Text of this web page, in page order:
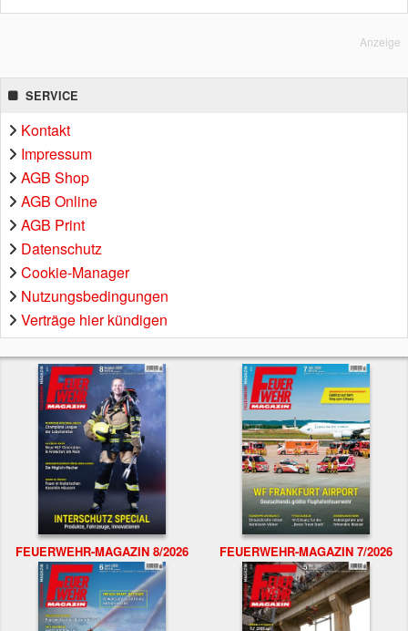
Anzeige
SERVICE
Kontakt
Impressum
AGB Shop
AGB Online
AGB Print
Datenschutz
Cookie-Manager
Nutzungsbedingungen
Verträge hier kündigen
FEUERWEHR-MAGAZIN 8/2026 FEUERWEHR-MAGAZIN 7/2026